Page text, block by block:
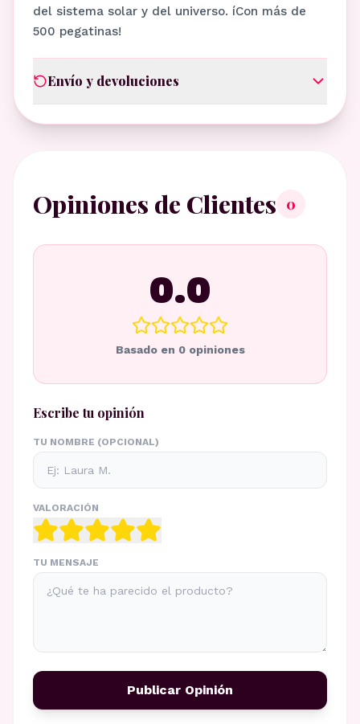
del sistema solar y del universo. íCon más de
500 pegatinas!
Envío y devoluciones
Opiniones de Clientes 0
0.0
Basado en 0opiniones
Escribe tu opinión
TU NOMBRE (OPCIONAL)
VALORACIÓN
TU MENSAJE
Publicar Opinión